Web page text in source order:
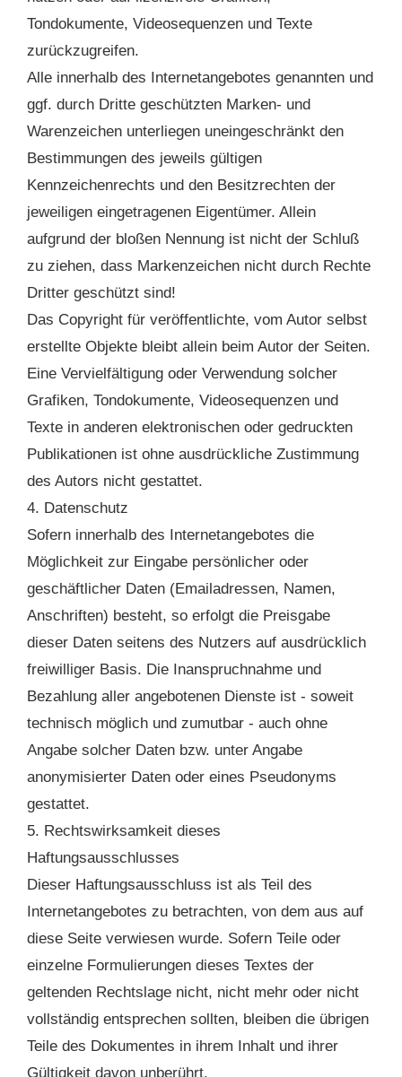
Tondokumente, Videosequenzen und Texte
zurückzugreifen.
Alle innerhalb des Internetangebotes genannten und
ggf. durch Dritte geschützten Marken- und
Warenzeichen unterliegen uneingeschränkt den
Bestimmungen des jeweils gültigen
Kennzeichenrechts und den Besitzrechten der
jeweiligen eingetragenen Eigentümer. Allein
aufgrund der bloßen Nennung ist nicht der Schluß
zu ziehen, dass Markenzeichen nicht durch Rechte
Dritter geschützt sind!
Das Copyright für veröffentlichte, vom Autor selbst
erstellte Objekte bleibt allein beim Autor der Seiten.
Eine Vervielfältigung oder Verwendung solcher
Grafiken, Tondokumente, Videosequenzen und
Texte in anderen elektronischen oder gedruckten
Publikationen ist ohne ausdrückliche Zustimmung
des Autors nicht gestattet.
4. Datenschutz
Sofern innerhalb des Internetangebotes die
Möglichkeit zur Eingabe persönlicher oder
geschäftlicher Daten (Emailadressen, Namen,
Anschriften) besteht, so erfolgt die Preisgabe
dieser Daten seitens des Nutzers auf ausdrücklich
freiwilliger Basis. Die Inanspruchnahme und
Bezahlung aller angebotenen Dienste ist - soweit
technisch möglich und zumutbar - auch ohne
Angabe solcher Daten bzw. unter Angabe
anonymisierter Daten oder eines Pseudonyms
gestattet.
5. Rechtswirksamkeit dieses
Haftungsausschlusses
Dieser Haftungsausschluss ist als Teil des
Internetangebotes zu betrachten, von dem aus auf
diese Seite verwiesen wurde. Sofern Teile oder
einzelne Formulierungen dieses Textes der
geltenden Rechtslage nicht, nicht mehr oder nicht
vollständig entsprechen sollten, bleiben die übrigen
Teile des Dokumentes in ihrem Inhalt und ihrer
Gültigkeit davon unberührt.